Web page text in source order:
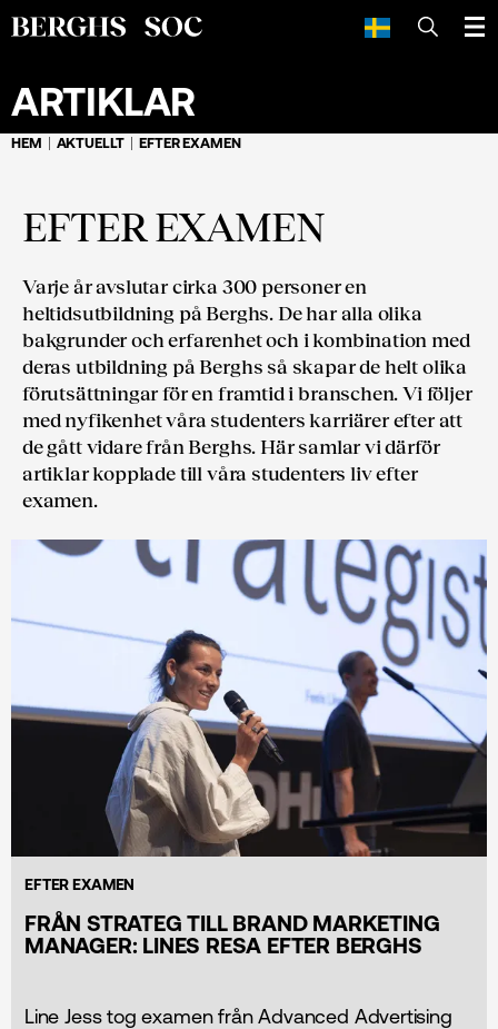
SÖK
ARTIKLAR
HEM AKTUELLT EFTER EXAMEN
EFTER EXAMEN
Varje år avslutar cirka 300 personer en
heltidsutbildning på Berghs. De har alla olika
bakgrunder och erfarenhet och i kombination med
deras utbildning på Berghs så skapar de helt olika
förutsättningar för en framtid i branschen. Vi följer
med nyfikenhet våra studenters karriärer efter att
de gått vidare från Berghs. Här samlar vi därför
artiklar kopplade till våra studenters liv efter
examen.
EFTER EXAMEN
FRÅN STRATEG TILL BRAND MARKETING
MANAGER: LINES RESA EFTER BERGHS
Line Jess tog examen från Advanced Advertising